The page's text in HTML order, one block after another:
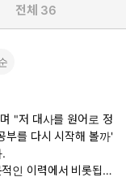
전체 36
"저 대사를 원어로 정
를 다시 시작해 볼까"
인 이력에서 비롯됩니
전 명작부터 최신 화